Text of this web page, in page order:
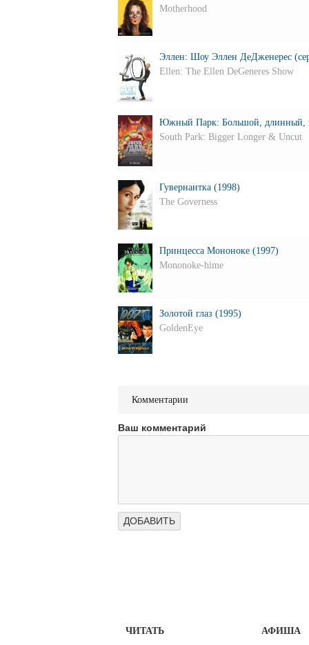
Motherhood
Эллен: Шоу Эллен ДеДженерес
Ellen: The Ellen DeGeneres Show
Южный Парк: Большой, длинный,
South Park: Bigger Longer & Uncut
Гувернантка (1998)
The Governess
Принцесса Мононоке (1997)
Mononoke-hime
Золотой глаз (1995)
GoldenEye
Комментарии
Ваш комментарий
ЧИТАТЬ АФИША